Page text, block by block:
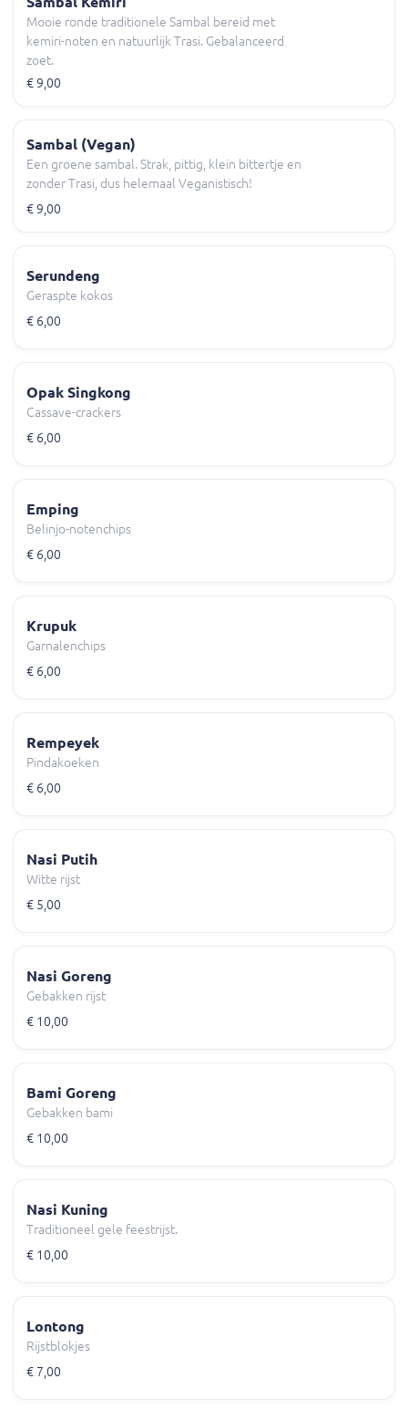
Mooie ronde traditionele Sambal bereid met
kemiri-noten en natuurlijk Trasi. Gebalanceerd
zoet.
€ 9,00
Sambal (Vegan)
Een groene sambal. Strak, pittig, klein bittertje en
zonder Trasi, dus helemaal Veganistisch!
€ 9,00
Serundeng
Geraspte kokos
€ 6,00
Opak Singkong
Cassave-crackers
€ 6,00
Emping
Belinjo-notenchips
€ 6,00
Krupuk
Garnalenchips
€ 6,00
Rempeyek
Pindakoeken
€ 6,00
Nasi Putih
Witte rijst
€ 5,00
Nasi Goreng
Gebakken rijst
€ 10,00
Bami Goreng
Gebakken bami
€ 10,00
Nasi Kuning
Traditioneel gele feestrijst.
€ 10,00
Lontong
Rijstblokjes
€ 7,00